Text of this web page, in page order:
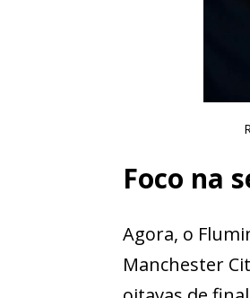
Foco na
Agora, o
Manchester